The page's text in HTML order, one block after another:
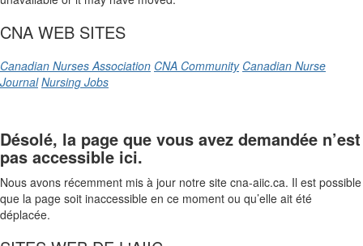
CNA WEB SITES
Canadian Nurses Association CNA Community Canadian Nurse
Journal Nursing Jobs
Désolé, la page que vous avez demandée n’est
pas accessible ici.
Nous avons récemment mis à jour notre site cna-aiic.ca. Il est possible
que la page soit inaccessible en ce moment ou qu’elle ait été
déplacée.